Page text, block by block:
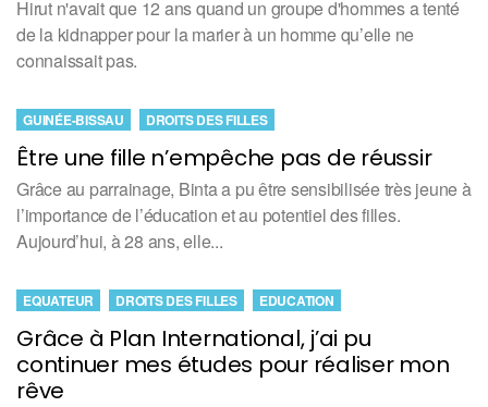
Hirut n'avait que 12 ans quand un groupe d'hommes a tenté
de la kidnapper pour la marier à un homme qu’elle ne
connaissait pas.
Être une fille n’empêche pas de réussir
GUINÉE-BISSAU DROITS DES FILLES
Grâce au parrainage, Binta a pu être sensibilisée très jeune à
l’importance de l’éducation et au potentiel des filles.
Aujourd’hui, à 28 ans, elle...
Grâce à Plan International, j’ai pu
continuer mes études pour réaliser mon
rêve
EQUATEUR DROITS DES FILLES EDUCATION